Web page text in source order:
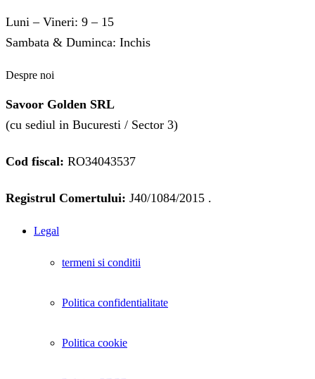
Luni – Vineri: 9 – 15
Sambata & Duminca: Inchis
Despre noi
Savoor Golden SRL
(cu sediul in Bucuresti / Sector 3)
Cod fiscal: RO34043537
Registrul Comertului: J40/1084/2015 .
Legal
termeni si conditii
Politica confidentialitate
Politica cookie